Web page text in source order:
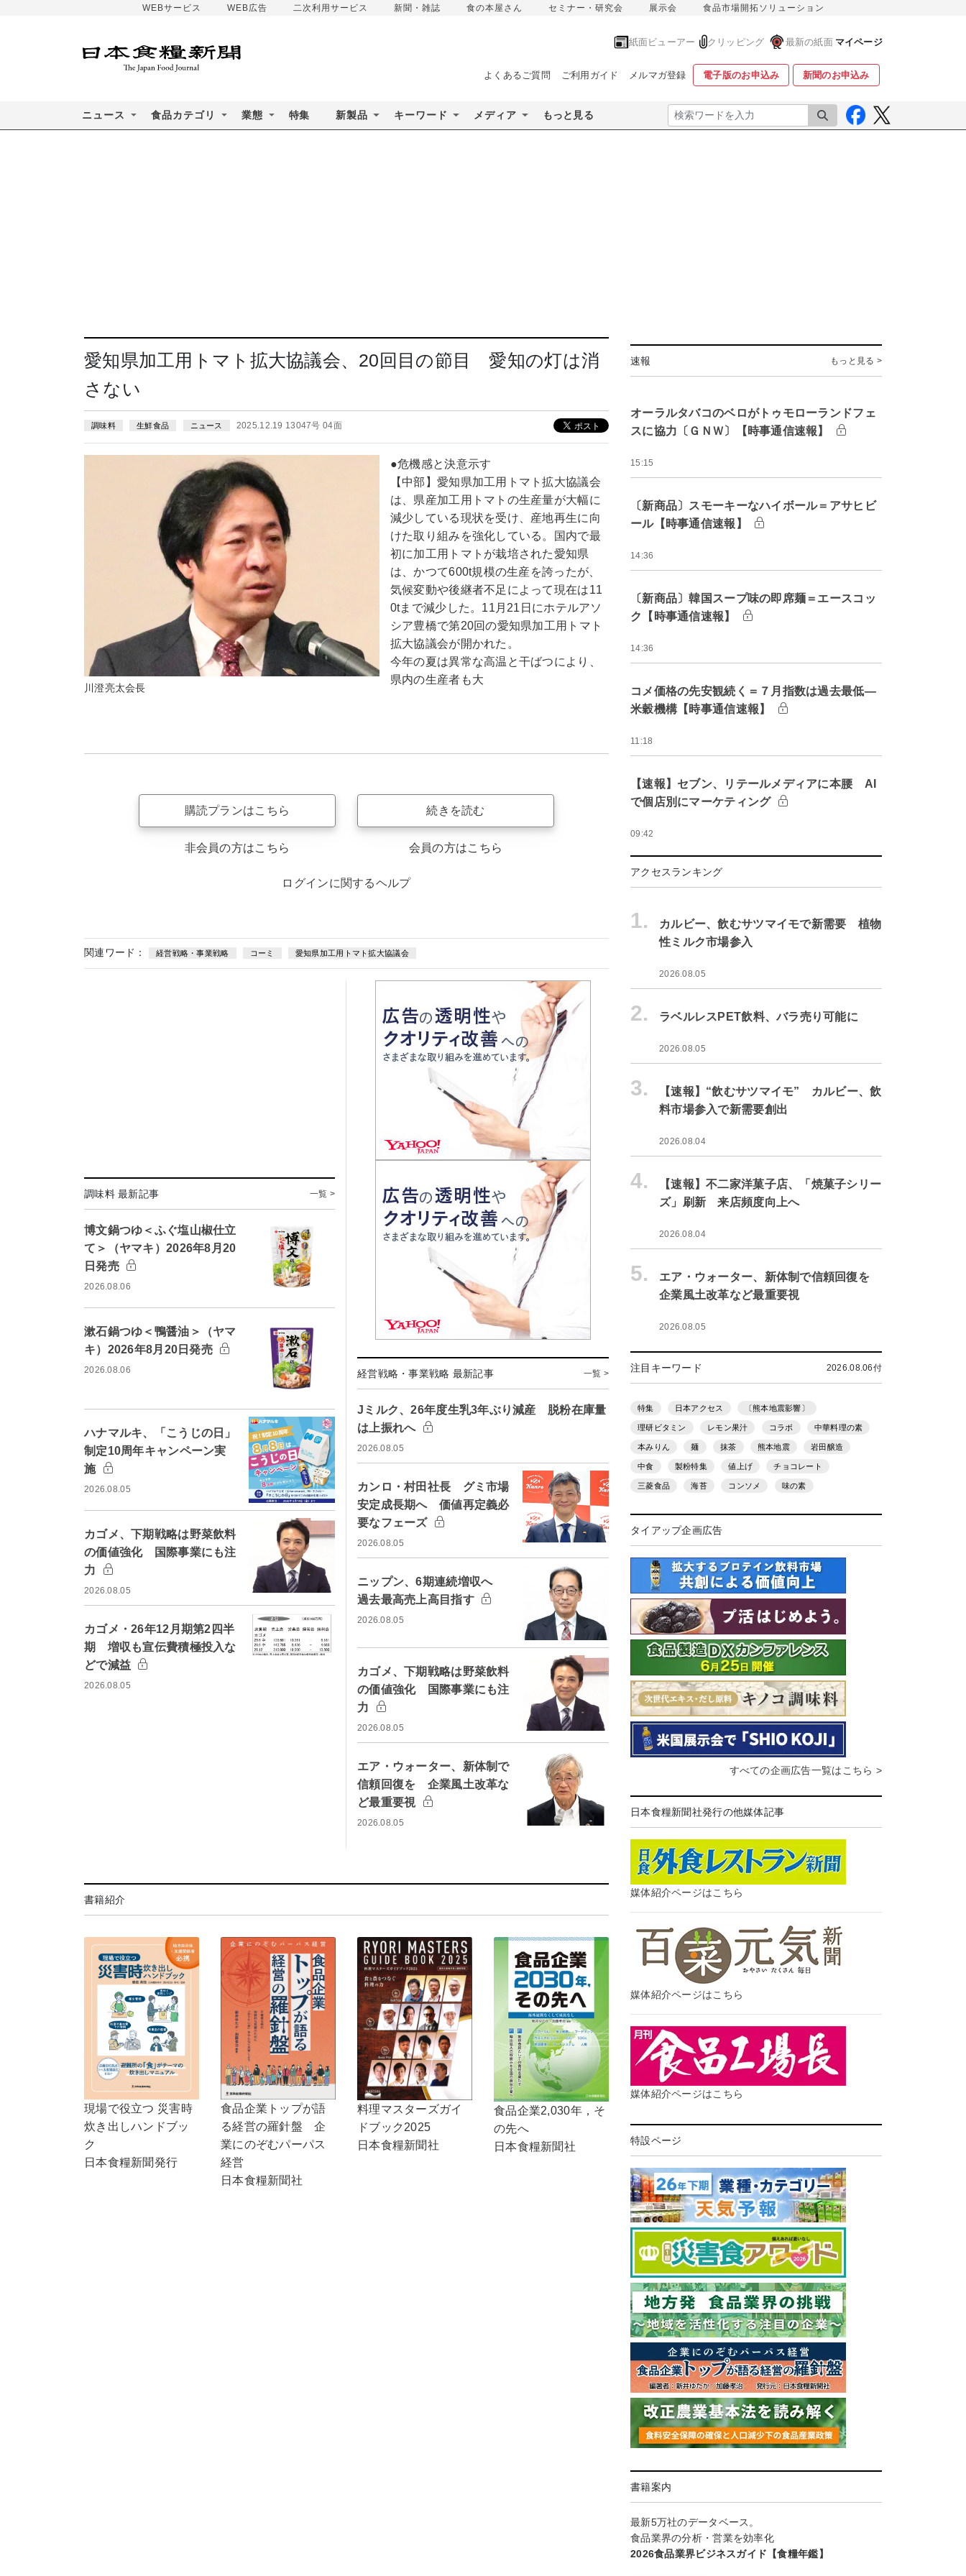
WEBサービス WEB広告 二次利用サービス 新聞・雑誌 食の本屋さん セミナー・研究会 展示会 食品市場開拓ソリューション
紙面ビューアー クリッピング 最新の紙面 マイページ
よくあるご質問 ご利用ガイド メルマガ登録 電子版のお申込み 新聞のお申込み
ニュース 食品カテゴリ 業態 特集 新製品 キーワード メディア もっと見る 検索
愛知県加工用トマト拡大協議会、20回目の節目 愛知の灯は消
さない
調味料 生鮮食品 ニュース 2025.12.19 13047号 04面
川澄亮太会長
●危機感と決意示す
【中部】愛知県加工用トマト拡大協議会
は、県産加工用トマトの生産量が大幅に
減少している現状を受け、産地再生に向
けた取り組みを強化している。国内で最
初に加工用トマトが栽培された愛知県
は、かつて600t規模の生産を誇ったが、
気候変動や後継者不足によって現在は11
0tまで減少した。11月21日にホテルアソ
シア豊橋で第20回の愛知県加工用トマト
拡大協議会が開かれた。
今年の夏は異常な高温と干ばつにより、
県内の生産者も大
購読プランはこちら
非会員の方はこちら
続きを読む
会員の方はこちら
ログインに関するヘルプ
関連ワード： 経営戦略・事業戦略 コーミ 愛知県加工用トマト拡大協議会
調味料 最新記事 一覧 >
博文鍋つゆ＜ふぐ塩山椒仕立
て＞（ヤマキ）2026年8月20
日発売
2026.08.06
漱石鍋つゆ＜鴨醤油＞（ヤマ
キ）2026年8月20日発売
2026.08.06
ハナマルキ、「こうじの日」
制定10周年キャンペーン実
施
2026.08.05
カゴメ、下期戦略は野菜飲料
の価値強化 国際事業にも注
力
2026.08.05
カゴメ・26年12月期第2四半
期 増収も宣伝費積極投入な
どで減益
2026.08.05
経営戦略・事業戦略 最新記事 一覧 >
Jミルク、26年度生乳3年ぶり減産 脱粉在庫量
は上振れへ
2026.08.05
カンロ・村田社長 グミ市場
安定成長期へ 価値再定義必
要なフェーズ
2026.08.05
ニップン、6期連続増収へ
過去最高売上高目指す
2026.08.05
カゴメ、下期戦略は野菜飲料
の価値強化 国際事業にも注
力
2026.08.05
エア・ウォーター、新体制で
信頼回復を 企業風土改革な
ど最重要視
2026.08.05
書籍紹介
現場で役立つ 災害時
炊き出しハンドブッ
ク
日本食糧新聞発行
食品企業トップが語
る経営の羅針盤 企
業にのぞむパーパス
経営
日本食糧新聞社
料理マスターズガイ
ドブック2025
日本食糧新聞社
食品企業2,030年，そ
の先へ
日本食糧新聞社
速報 もっと見る >
オーラルタバコのベロがトゥモローランドフェ
スに協力〔ＧＮＷ〕【時事通信速報】
15:15
〔新商品〕スモーキーなハイボール＝アサヒビ
ール【時事通信速報】
14:36
〔新商品〕韓国スープ味の即席麺＝エースコッ
ク【時事通信速報】
14:36
コメ価格の先安観続く＝７月指数は過去最低―
米穀機構【時事通信速報】
11:18
【速報】セブン、リテールメディアに本腰 AI
で個店別にマーケティング
09:42
アクセスランキング
1.
カルビー、飲むサツマイモで新需要 植物
性ミルク市場参入
2026.08.05
2. ラベルレスPET飲料、バラ売り可能に
2026.08.05
3.
【速報】“飲むサツマイモ” カルビー、飲
料市場参入で新需要創出
2026.08.04
4.
【速報】不二家洋菓子店、「焼菓子シリー
ズ」刷新 来店頻度向上へ
2026.08.04
5.
エア・ウォーター、新体制で信頼回復を
企業風土改革など最重要視
2026.08.05
注目キーワード 2026.08.06付
特集 日本アクセス 〔熊本地震影響〕
理研ビタミン レモン果汁 コラボ 中華料理の素
本みりん 麺 抹茶 熊本地震 岩田醸造
中食 製粉特集 値上げ チョコレート
三菱食品 海苔 コンソメ 味の素
タイアップ企画広告
すべての企画広告一覧はこちら >
日本食糧新聞社発行の他媒体記事
媒体紹介ページはこちら
媒体紹介ページはこちら
媒体紹介ページはこちら
特設ページ
書籍案内
最新5万社のデータベース。
食品業界の分析・営業を効率化
2026食品業界ビジネスガイド【食糧年鑑】